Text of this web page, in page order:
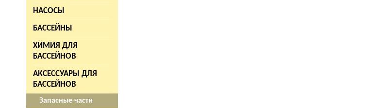
НАСОСЫ
БАССЕЙНЫ
ХИМИЯ ДЛЯ
БАССЕЙНОВ
АКСЕССУАРЫ ДЛЯ
БАССЕЙНОВ
Запасные части